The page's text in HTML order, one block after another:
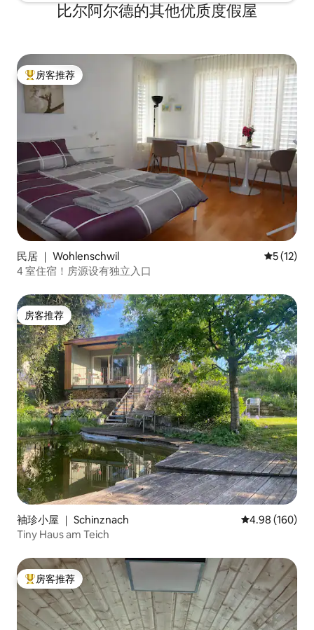
比尔阿尔德的其他优质度假屋
热门「房客推荐」
房客推荐
民居 ｜ Wohlenschwil 平均评分
5 (12)
4 室住宿！房源设有独立入口
房客推荐
房客推荐
袖珍小屋 ｜ Schinznach 平均评分 4.98
4.98 (160)
Tiny Haus am Teich
热门「房客推荐」
房客推荐